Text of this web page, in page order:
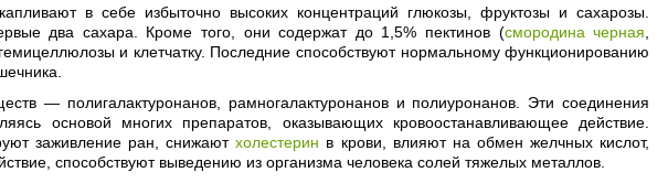
в себе избыточно высоких концентраций глюкозы, фруктозы и сахарозы.
два сахара. Кроме того, они содержат до 1,5% пектинов (смородина черная
и клетчатку. Последние способствуют нормальному функционированию
— полигалактуронанов, рамногалактуронанов и полиуронанов. Эти соединения
основой многих препаратов, оказывающих кровоостанавливающее действие.
заживление ран, снижаютхолестерин в крови, влияют на обмен желчных кислот,
способствуют выведению из организма человека солей тяжелых металлов.